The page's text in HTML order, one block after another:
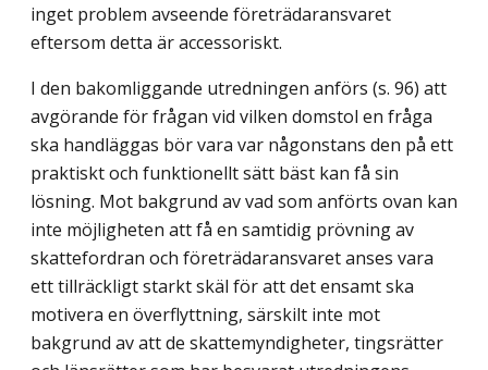
inget problem avseende företrädaransvaret
eftersom detta är accessoriskt.
I den bakomliggande utredningen anförs (s. 96) att
avgörande för frågan vid vilken domstol en fråga
ska handläggas bör vara var någonstans den på ett
praktiskt och funktionellt sätt bäst kan få sin
lösning. Mot bakgrund av vad som anförts ovan kan
inte möjligheten att få en samtidig prövning av
skattefordran och företrädaransvaret anses vara
ett tillräckligt starkt skäl för att det ensamt ska
motivera en överflyttning, särskilt inte mot
bakgrund av att de skattemyndigheter, tingsrätter